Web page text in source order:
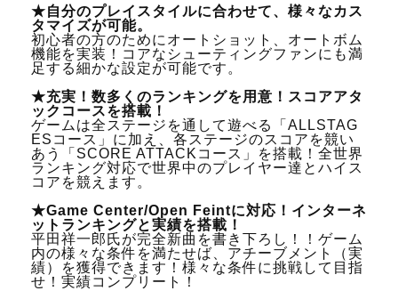
★自分のプレイスタイルに合わせて、様々なカス
タマイズが可能。
初心者の方のためにオートショット、オートボム
機能を実装！コアなシューティングファンにも満
足する細かな設定が可能です。
★充実！数多くのランキングを用意！スコアアタ
ックコースを搭載！
ゲームは全ステージを通して遊べる「ALLSTAG
ESコース」に加え、各ステージのスコアを競い
あう「SCORE ATTACKコース」を搭載！全世界
ランキング対応で世界中のプレイヤー達とハイス
コアを競えます。
★Game Center/Open Feintに対応！インターネ
ットランキングと実績を搭載！
平田祥一郎氏が完全新曲を書き下ろし！！ゲーム
内の様々な条件を満たせば、アチーブメント（実
績）を獲得できます！様々な条件に挑戦して目指
せ！実績コンプリート！